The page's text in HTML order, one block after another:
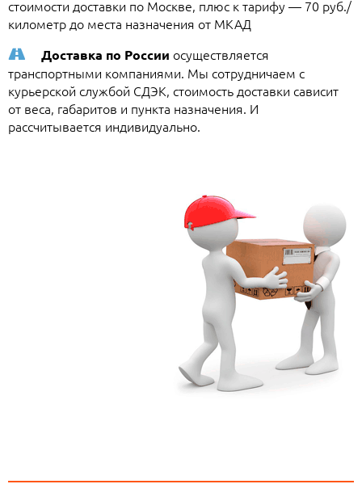
стоимости доставки по Москве, плюс к тарифу — 70 руб./
километр до места назначения от МКАД
Доставка по России осуществляется
транспортными компаниями. Мы сотрудничаем с
курьерской службой СДЭК, стоимость доставки сависит
от веса, габаритов и пункта назначения. И
рассчитывается индивидуально.